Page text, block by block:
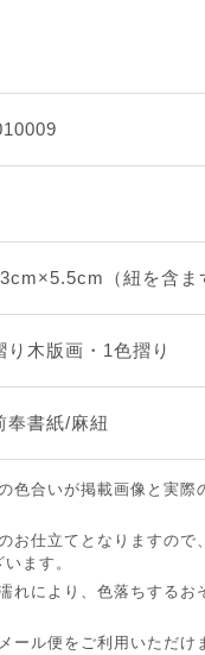
（紐を含ま
り木版画・1色摺り
奉書紙/麻紐
色合いが掲載画像と実際
お仕立てとなりますので
ます。
れにより、色落ちするお
ール便をご利用いただけ